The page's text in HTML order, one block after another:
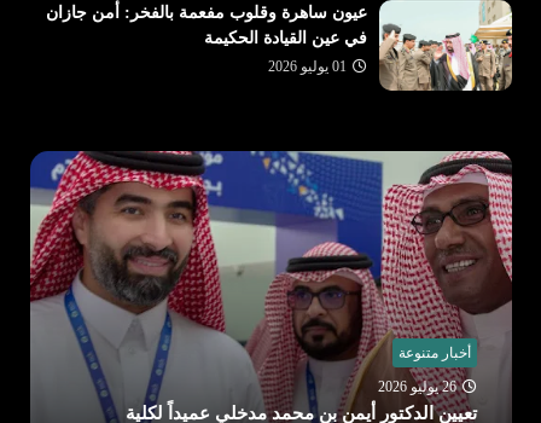
عيون ساهرة وقلوب مفعمة بالفخر: أمن جازان
في عين القيادة الحكيمة
01 يوليو 2026
أخبار متنوعة
26 يوليو 2026